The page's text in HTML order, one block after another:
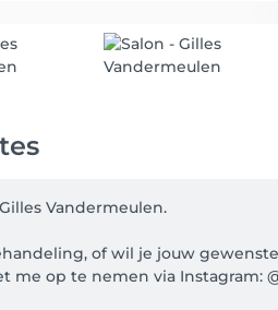
Vandermeulen.
of wil je jouw
op te nemen via Instagram: